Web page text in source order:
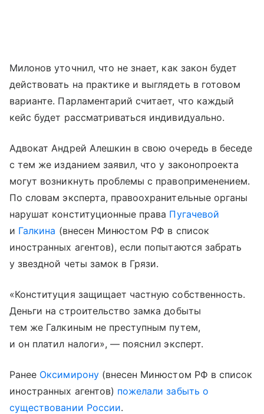
Милонов уточнил, что не знает, как закон будет
действовать на практике и выглядеть в готовом
варианте. Парламентарий считает, что каждый
кейс будет рассматриваться индивидуально.
Адвокат Андрей Алешкин в свою очередь в беседе
с тем же изданием заявил, что у законопроекта
могут возникнуть проблемы с правоприменением.
По словам эксперта, правоохранительные органы
нарушат конституционные права Пугачевой
и Галкина (внесен Минюстом РФ в список
иностранных агентов), если попытаются забрать
у звездной четы замок в Грязи.
«Конституция защищает частную собственность.
Деньги на строительство замка добыты
тем же Галкиным не преступным путем,
и он платил налоги», — пояснил эксперт.
Ранее Оксимирону(внесен Минюстом РФ в список
иностранных агентов) пожелали забыть о
существовании России.